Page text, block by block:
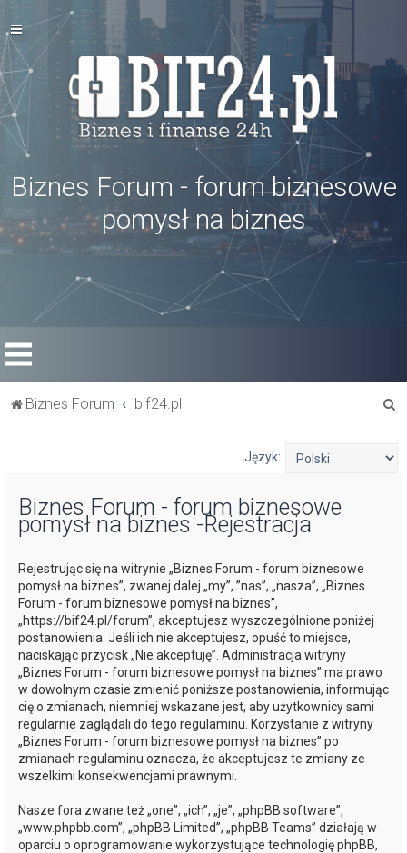
Biznes Forum - forum biznesowe
pomysł na biznes
Biznes Forum bif24.pl
Język:
Biznes Forum - forum biznesowe
pomysł na biznes -Rejestracja
Rejestrując się na witrynie „Biznes Forum - forum biznesowe
pomysł na biznes”, zwanej dalej „my”, ”nas”, „nasza”, „Biznes
Forum - forum biznesowe pomysł na biznes”,
„https://bif24.pl/forum”, akceptujesz wyszczególnione poniżej
postanowienia. Jeśli ich nie akceptujesz, opuść to miejsce,
naciskając przycisk „Nie akceptuję”. Administracja witryny
„Biznes Forum - forum biznesowe pomysł na biznes” ma prawo
w dowolnym czasie zmienić poniższe postanowienia, informując
cię o zmianach, niemniej wskazane jest, aby użytkownicy sami
regularnie zaglądali do tego regulaminu. Korzystanie z witryny
„Biznes Forum - forum biznesowe pomysł na biznes” po
zmianach regulaminu oznacza, że akceptujesz te zmiany ze
wszelkimi konsekwencjami prawnymi.
Nasze fora zwane też „one”, „ich”, „je”, „phpBB software”,
„www.phpbb.com”, „phpBB Limited”, „phpBB Teams” działają w
oparciu o oprogramowanie wykorzystujące technologię phpBB,